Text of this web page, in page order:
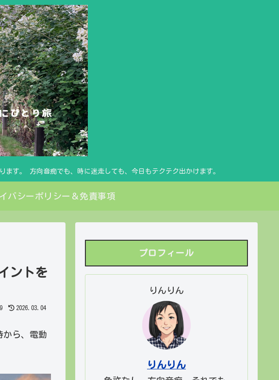
す。 方向音痴でも、時に迷走しても、今日もテクテク出かけます。
バシーポリシー＆免責事項
ントを
2026.03.04
から、電動
プロフィール
りんりん
りんりん